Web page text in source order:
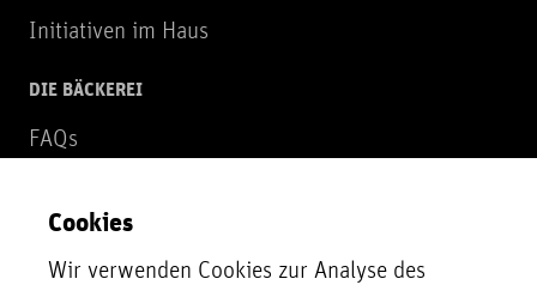
Initiativen im Haus
DIE BÄCKEREI
FAQs
NEWSLETTER
Zur Newsletter Anmeldung
Cookies
Wir verwenden Cookies zur Analyse des